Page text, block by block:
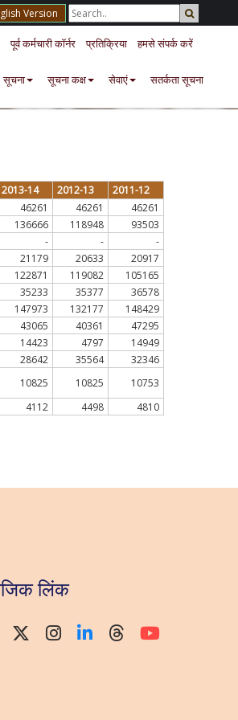
Version
हमसे संपर्क करें
प्रतिक्रिया
पूर्व कर्मचारी कॉर्नर
सूचना सूचना कक्ष सेवाएं सतर्कता सूचना
2013-14 2012-13
2011-12
46261 46261
46261
136666 118948
93503
- -
-
21179 20633
20917
122871 119082
105165
35233 35377
36578
147973 132177
148429
43065 40361
47295
14423 4797
14949
28642 35564
32346
10825 10825
10753
4112 4498 4810
लिंक